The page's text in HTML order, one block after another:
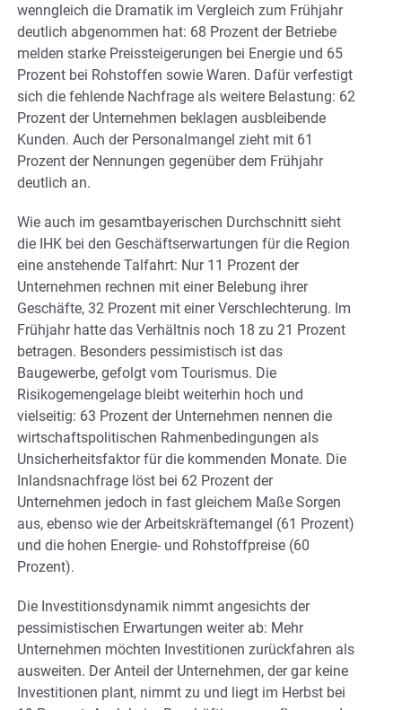
wenngleich die Dramatik im Vergleich zum Frühjahr
deutlich abgenommen hat: 68 Prozent der Betriebe
melden starke Preissteigerungen bei Energie und 65
Prozent bei Rohstoffen sowie Waren. Dafür verfestigt
sich die fehlende Nachfrage als weitere Belastung: 62
Prozent der Unternehmen beklagen ausbleibende
Kunden. Auch der Personalmangel zieht mit 61
Prozent der Nennungen gegenüber dem Frühjahr
deutlich an.
Wie auch im gesamtbayerischen Durchschnitt sieht
die IHK bei den Geschäftserwartungen für die Region
eine anstehende Talfahrt: Nur 11 Prozent der
Unternehmen rechnen mit einer Belebung ihrer
Geschäfte, 32 Prozent mit einer Verschlechterung. Im
Frühjahr hatte das Verhältnis noch 18 zu 21 Prozent
betragen. Besonders pessimistisch ist das
Baugewerbe, gefolgt vom Tourismus. Die
Risikogemengelage bleibt weiterhin hoch und
vielseitig: 63 Prozent der Unternehmen nennen die
wirtschaftspolitischen Rahmenbedingungen als
Unsicherheitsfaktor für die kommenden Monate. Die
Inlandsnachfrage löst bei 62 Prozent der
Unternehmen jedoch in fast gleichem Maße Sorgen
aus, ebenso wie der Arbeitskräftemangel (61 Prozent)
und die hohen Energie- und Rohstoffpreise (60
Prozent).
Die Investitionsdynamik nimmt angesichts der
pessimistischen Erwartungen weiter ab: Mehr
Unternehmen möchten Investitionen zurückfahren als
ausweiten. Der Anteil der Unternehmen, der gar keine
Investitionen plant, nimmt zu und liegt im Herbst bei